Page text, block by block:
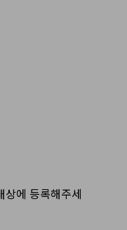
상에 등록해주세